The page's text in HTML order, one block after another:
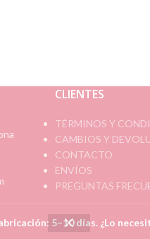
5–10 días. ¿Lo
CLIENTES
TÉRMINOS Y
CAMBIOS Y
CONTACTO
ENVÍOS
PREGUNTAS
Sánchez de Ventura|Diseño